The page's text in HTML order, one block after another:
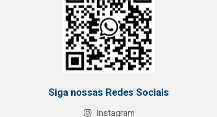
Siga nossas Redes Sociais
Instagram